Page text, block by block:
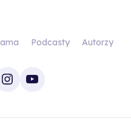
Podcasty Autorzy
Instagram
YouTube